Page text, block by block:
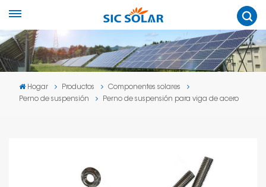
Hogar Productos
Componentes solares
Perno de suspensión
Perno de suspensión para viga de acero